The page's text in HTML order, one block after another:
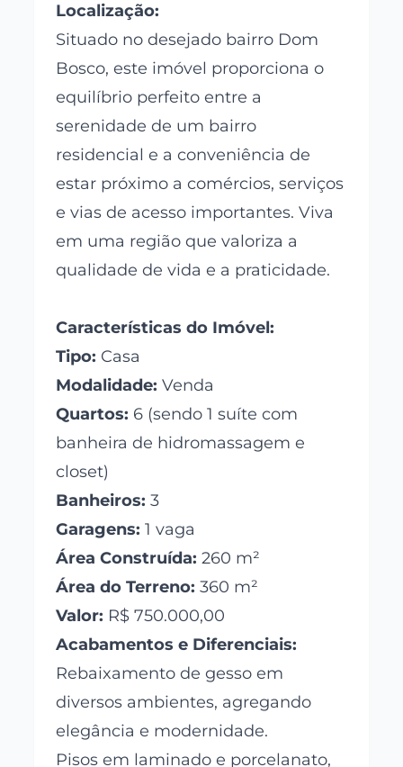
Localização:
Situado no desejado bairro Dom
Bosco, este imóvel proporciona o
equilíbrio perfeito entre a
serenidade de um bairro
residencial e a conveniência de
estar próximo a comércios, serviços
e vias de acesso importantes. Viva
em uma região que valoriza a
qualidade de vida e a praticidade.
Características do Imóvel:
Tipo: Casa
Modalidade: Venda
Quartos: 6 (sendo 1 suíte com
banheira de hidromassagem e
closet)
Banheiros: 3
Garagens: 1 vaga
Área Construída: 260 m²
Área do Terreno: 360 m²
Valor: R$ 750.000,00
Acabamentos e Diferenciais:
Rebaixamento de gesso em
diversos ambientes, agregando
elegância e modernidade.
Pisos em laminado e porcelanato,